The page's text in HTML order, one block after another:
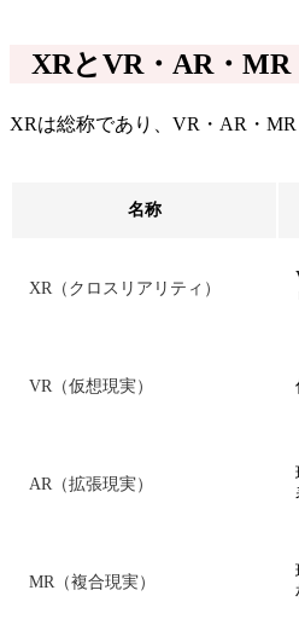
XRとVR・AR・
XRは総称であり、VR・AR・
名称
XR（クロスリアリティ）
VR（仮想現実）
AR（拡張現実）
MR（複合現実）